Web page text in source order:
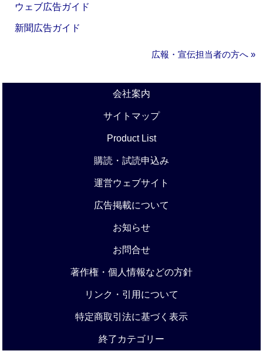
ウェブ広告ガイド
新聞広告ガイド
広報・宣伝担当者の方へ »
会社案内
サイトマップ
Product List
購読・試読申込み
運営ウェブサイト
広告掲載について
お知らせ
お問合せ
著作権・個人情報などの方針
リンク・引用について
特定商取引法に基づく表示
終了カテゴリー